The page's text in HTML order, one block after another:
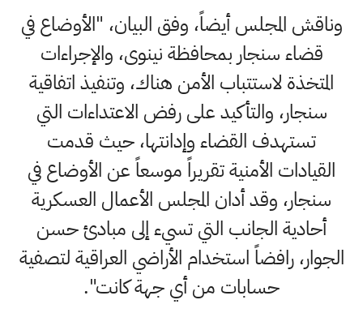
وناقش المجلس أيضاً، وفق البيان، "الأوضاع في
قضاء سنجار بمحافظة نينوى، والإجراءات
المتخذة لاستتباب الأمن هناك، وتنفيذ اتفاقية
سنجار، والتأكيد على رفض الاعتداءات التي
تستهدف القضاء وإدانتها، حيث قدمت
القيادات الأمنية تقريراً موسعاً عن الأوضاع في
سنجار، وقد أدان المجلس الأعمال العسكرية
أحادية الجانب التي تسيء إلى مبادئ حسن
الجوار، رافضاً استخدام الأراضي العراقية لتصفية
حسابات من أي جهة كانت".